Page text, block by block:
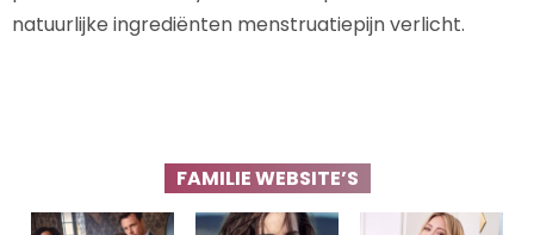
natuurlijke ingrediënten menstruatiepijn verlicht.
FAMILIE WEBSITE’S